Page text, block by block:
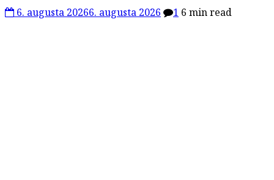
6. augusta 20266. augusta 2026 1 6 min read